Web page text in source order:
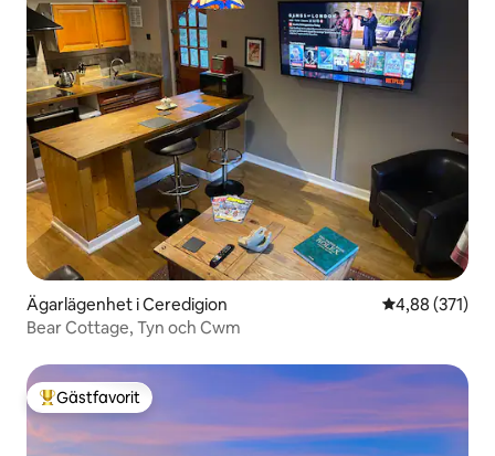
Ägarlägenhet i Ceredigion 4,88 av 5 i
4,88 (371)
Bear Cottage, Tyn och Cwm
Populär gästfavorit
Gästfavorit